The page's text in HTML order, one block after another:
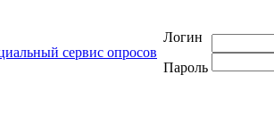
Логин
Пароль